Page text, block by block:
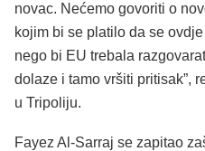
novac. Nećemo govoriti o
kojim bi se platilo da se
nego bi EU trebala
dolaze i tamo vršiti pritisak”,
u Tripoliju.
Fayez Al-Sarraj se zapitao